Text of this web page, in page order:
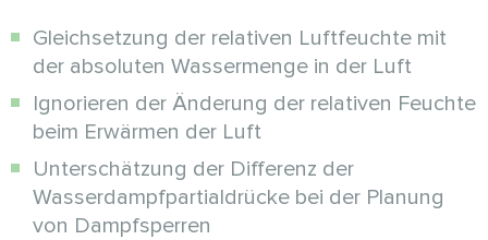
Gleichsetzung der relativen Luftfeuchte mit
der absoluten Wassermenge in der Luft
Ignorieren der Änderung der relativen Feuchte
beim Erwärmen der Luft
Unterschätzung der Differenz der
Wasserdampfpartialdrücke bei der Planung
von Dampfsperren